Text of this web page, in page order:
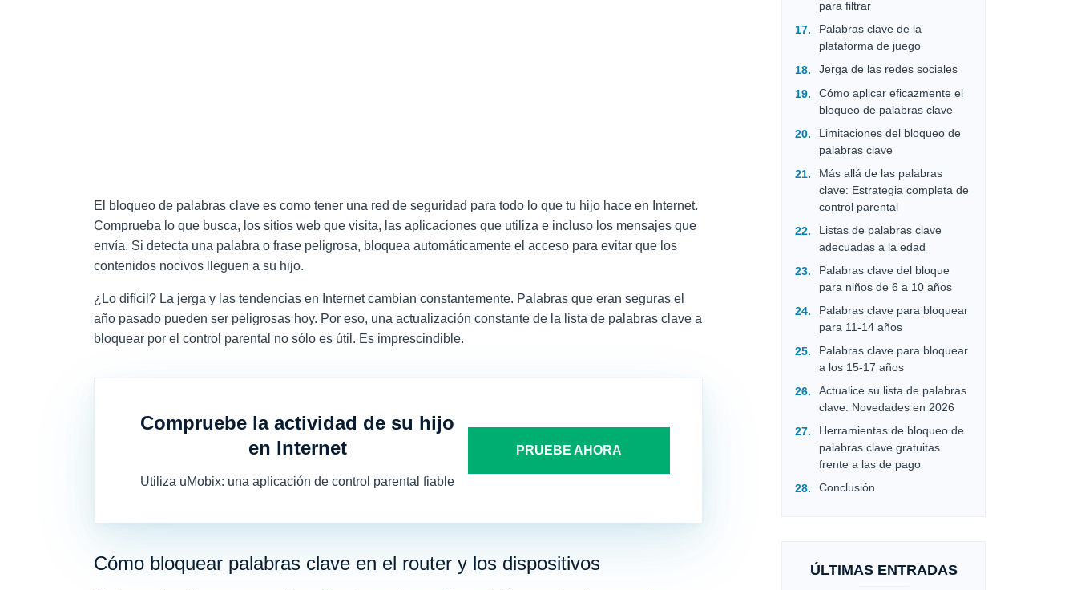
El bloqueo de palabras clave es como tener una red de seguridad para todo lo que tu hijo hace en Internet.
Comprueba lo que busca, los sitios web que visita, las aplicaciones que utiliza e incluso los mensajes que
envía. Si detecta una palabra o frase peligrosa, bloquea automáticamente el acceso para evitar que los
contenidos nocivos lleguen a su hijo.
¿Lo difícil? La jerga y las tendencias en Internet cambian constantemente. Palabras que eran seguras el
año pasado pueden ser peligrosas hoy. Por eso, una actualización constante de la lista de palabras clave a
bloquear por el control parental no sólo es útil. Es imprescindible.
Compruebe la actividad de su hijo
en Internet
Utiliza uMobix: una aplicación de control parental fiable
PRUEBE AHORA
Cómo bloquear palabras clave en el router y los dispositivos
para filtrar
Palabras clave de la
plataforma de juego
Jerga de las redes sociales
Cómo aplicar eficazmente el
bloqueo de palabras clave
Limitaciones del bloqueo de
palabras clave
Más allá de las palabras
clave: Estrategia completa de
control parental
Listas de palabras clave
adecuadas a la edad
Palabras clave del bloque
para niños de 6 a 10 años
Palabras clave para bloquear
para 11-14 años
Palabras clave para bloquear
a los 15-17 años
Actualice su lista de palabras
clave: Novedades en 2026
Herramientas de bloqueo de
palabras clave gratuitas
frente a las de pago
Conclusión
ÚLTIMAS ENTRADAS